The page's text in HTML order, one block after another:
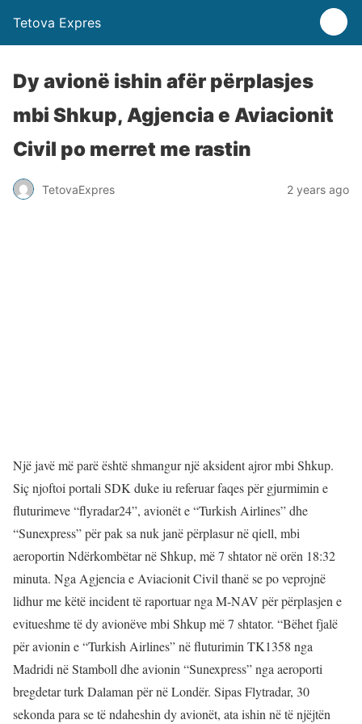
Tetova Expres
Dy avionë ishin afër përplasjes
mbi Shkup, Agjencia e Aviacionit
Civil po merret me rastin
TetovaExpres 2 years ago
Një javë më parë është shmangur një aksident ajror mbi Shkup.
Siç njoftoi portali SDK duke iu referuar faqes për gjurmimin e
fluturimeve “flyradar24”, avionët e “Turkish Airlines” dhe
“Sunexpress” për pak sa nuk janë përplasur në qiell, mbi
aeroportin Ndërkombëtar në Shkup, më 7 shtator në orën 18:32
minuta. Nga Agjencia e Aviacionit Civil thanë se po veprojnë
lidhur me këtë incident të raportuar nga M-NAV për përplasjen e
evitueshme të dy avionëve mbi Shkup më 7 shtator. “Bëhet fjalë
për avionin e “Turkish Airlines” në fluturimin TK1358 nga
Madridi në Stamboll dhe avionin “Sunexpress” nga aeroporti
bregdetar turk Dalaman për në Londër. Sipas Flytradar, 30
sekonda para se të ndaheshin dy avionët, ata ishin në të njëjtën